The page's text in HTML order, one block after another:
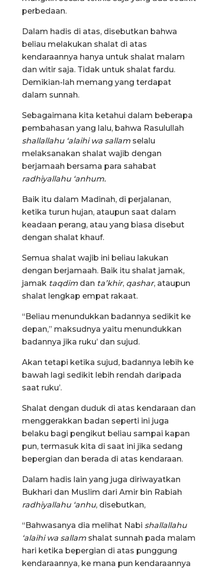
perbedaan.
Dalam hadis di atas, disebutkan bahwa
beliau melakukan shalat di atas
kendaraannya hanya untuk shalat malam
dan witir saja. Tidak untuk shalat fardu.
Demikian-lah memang yang terdapat
dalam sunnah.
Sebagaimana kita ketahui dalam beberapa
pembahasan yang lalu, bahwa Rasulullah
shallallahu ‘alaihi wa sallam selalu
melaksanakan shalat wajib dengan
berjamaah bersama para sahabat
radhiyallahu ‘anhum.
Baik itu dalam Madinah, di perjalanan,
ketika turun hujan, ataupun saat dalam
keadaan perang, atau yang biasa disebut
dengan shalat khauf.
Semua shalat wajib ini beliau lakukan
dengan berjamaah. Baik itu shalat jamak,
jamak taqdim dan ta’khir, qashar, ataupun
shalat lengkap empat rakaat.
“Beliau menundukkan badannya sedikit ke
depan,” maksudnya yaitu menundukkan
badannya jika ruku’ dan sujud.
Akan tetapi ketika sujud, badannya lebih ke
bawah lagi sedikit lebih rendah daripada
saat ruku’.
Shalat dengan duduk di atas kendaraan dan
menggerakkan badan seperti ini juga
belaku bagi pengikut beliau sampai kapan
pun, termasuk kita di saat ini jika sedang
bepergian dan berada di atas kendaraan.
Dalam hadis lain yang juga diriwayatkan
Bukhari dan Muslim dari Amir bin Rabiah
radhiyallahu ‘anhu, disebutkan,
“Bahwasanya dia melihat Nabi shallallahu
‘alaihi wa sallam shalat sunnah pada malam
hari ketika bepergian di atas punggung
kendaraannya, ke mana pun kendaraannya